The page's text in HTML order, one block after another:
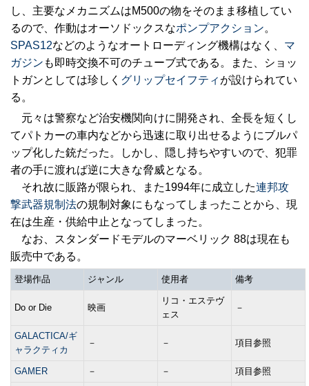
し、主要なメカニズムはM500の物をそのまま移植してい
るので、作動はオーソドックスなポンプアクション。
SPAS12などのようなオートローディング機構はなく、 マ
ガジン も即時交換不可のチューブ式である。また、ショッ
トガンとしては珍しく グリップセイフティ が設けられてい
る。
元々は警察など治安機関向けに開発され、全長を短くし
てパトカーの車内などから迅速に取り出せるようにブルパ
ップ化した銃だった。しかし、隠し持ちやすいので、犯罪
者の手に渡れば逆に大きな脅威となる。
それ故に販路が限られ、また1994年に成立した連邦攻
撃武器規制法の規制対象にもなってしまったことから、現
在は生産・供給中止となってしまった。
なお、スタンダードモデルのマーベリック 88は現在も
販売中である。
登場作品 ジャンル 使用者 備考
Do or Die 映画
リコ・エステヴ
ェス
－
GALACTICA/ギ
ャラクティカ
－ － 項目参照
GAMER － － 項目参照